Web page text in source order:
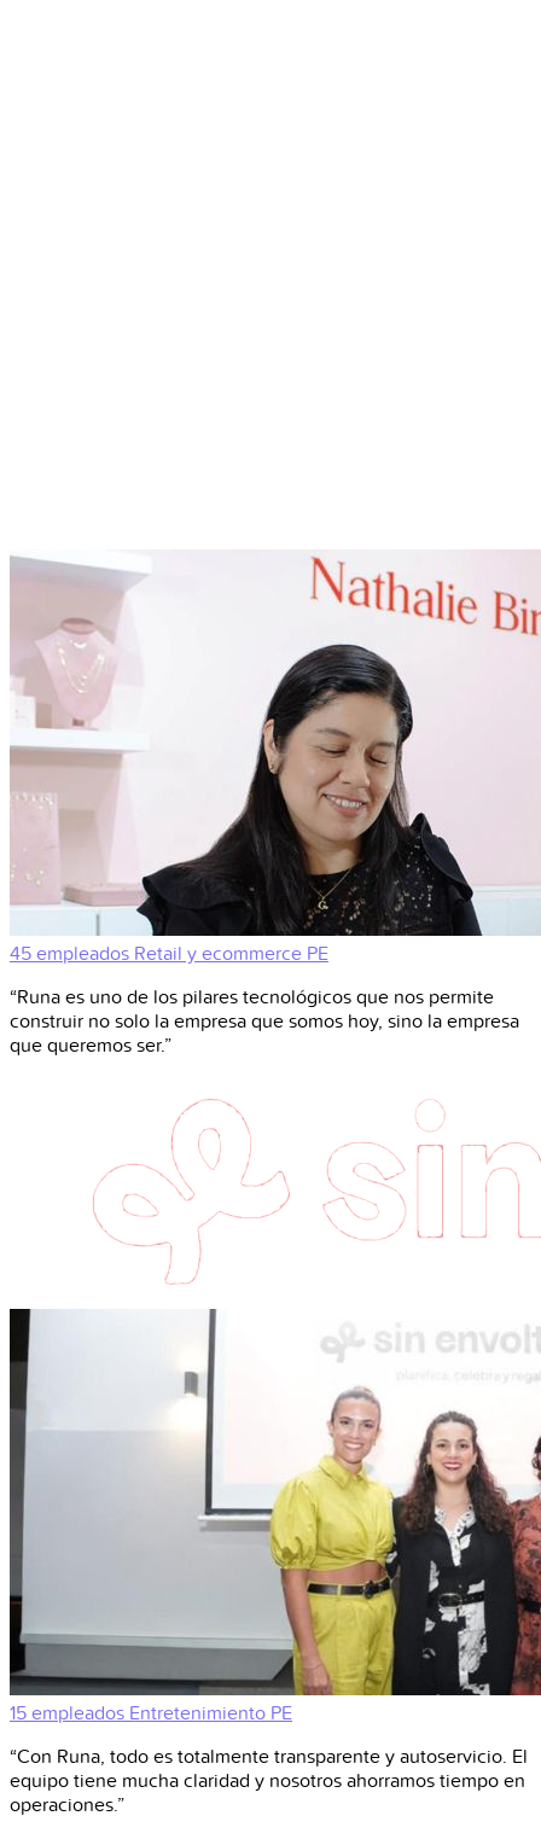
45 empleados Retail y ecommerce PE
“Runa es uno de los pilares tecnológicos que nos permite
construir no solo la empresa que somos hoy, sino la empresa
que queremos ser.”
15 empleados Entretenimiento PE
“Con Runa, todo es totalmente transparente y autoservicio. El
equipo tiene mucha claridad y nosotros ahorramos tiempo en
operaciones.”